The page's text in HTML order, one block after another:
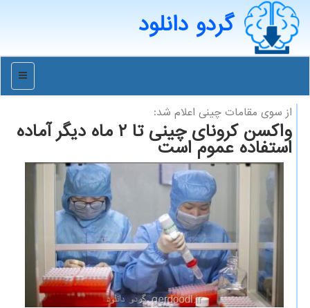
گردو دانلود
منو
از سوی مقامات چینی اعلام شد:
واكسن كرونای چینی تا ۲ ماه دیگر آماده
استفاده عموم است